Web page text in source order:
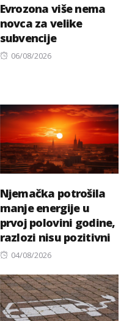
Evrozona više nema
novca za velike
subvencije
Posted
06/08/2026
Njemačka potrošila
manje energije u
prvoj polovini godine,
razlozi nisu pozitivni
Posted
04/08/2026